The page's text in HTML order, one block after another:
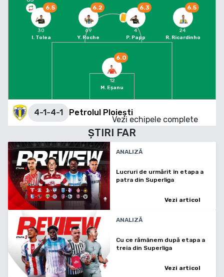
6.5
30
I. Tolea
6.2
69
Y. Roche
6.3
4
P. Papp
6.5
24
R. Ricardinho
6.0
12
M. Eșanu
4-1-4-1 Petrolul Ploiești
Vezi echipele complete
ȘTIRI FAR
ANALIZĂ
Lucruri de urmărit în etapa a
patra din Superliga
Vezi articol
ANALIZĂ
Cu ce rămânem după etapa a
treia din Superliga
Vezi articol